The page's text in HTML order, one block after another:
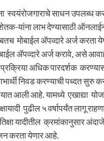
स्वयंरोजगाराचे साधन उपलब्ध
यांना लाभ देण्यासाठी
ॲपव्दारे अर्ज करता
ॲपव्दारे अर्ज करावे, असे
अधिक पारदर्शक
निवड करण्याची पध्दत
आली आहे. यामध्ये एखाद्या
पुढील ५ वर्षापर्यंत लागू
यादीतील क्रमांकानुसार
करता येणार आहे.